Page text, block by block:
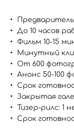
До 10 часов
Фильм 10-15
Минутный
От 600
Анонс 50-100
Срок
Закрытая
Тизер-рилс: 1
Срок